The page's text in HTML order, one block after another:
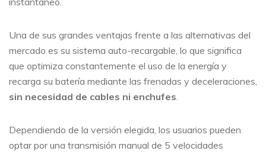
Una de sus grandes ventajas frente a las alternativas del
mercado es su sistema auto-recargable, lo que significa
que optimiza constantemente el uso de la energía y
recarga su batería mediante las frenadas y deceleraciones,
sin necesidad de cables ni enchufes.
Dependiendo de la versión elegida, los usuarios pueden
optar por una transmisión manual de 5 velocidades